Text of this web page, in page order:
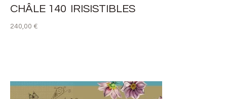
CHÂLE 140 IRISISTIBLES
240,00 €